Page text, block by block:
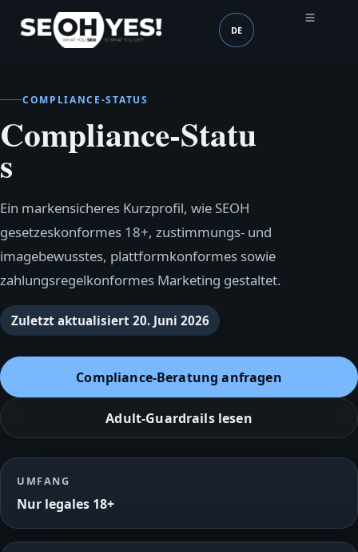
SEOH Sprache (mobile
DE
COMPLIANCE‑STATUS
Compliance‑Statu
s
Ein markensicheres Kurzprofil, wie SEOH
gesetzeskonformes 18+, zustimmungs‑ und
imagebewusstes, plattformkonformes sowie
zahlungsregelkonformes Marketing gestaltet.
Zuletzt aktualisiert 20. Juni 2026
Compliance‑Beratung anfragen
Adult‑Guardrails lesen
UMFANG
Nur legales 18+